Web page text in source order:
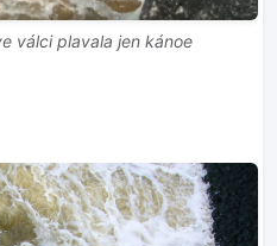
válci plavala jen kánoe